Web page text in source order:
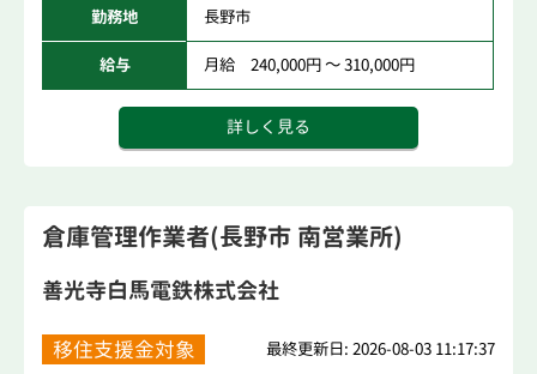
勤務地 長野市
給与 月給 240,000円 ～ 310,000円
詳しく見る
倉庫管理作業者(長野市 南営業所)
善光寺白馬電鉄株式会社
移住支援金対象 最終更新日: 2026-08-03 11:17:37